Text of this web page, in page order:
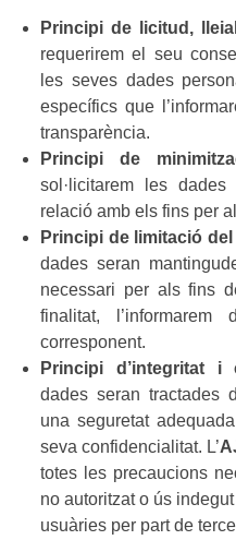
Principi de licitud,
requerirem el seu
les seves dades
específics que
transparència.
Principi de
sol·licitarem les dades
relació amb els fins per
Principi de limitació
dades seran
necessari per als fins
finalitat,
corresponent.
Principi d’integritat i
dades seran tractades
una seguretat
seva confidencialitat. L’
totes les precaucions
no autoritzat o ús
usuàries per part de